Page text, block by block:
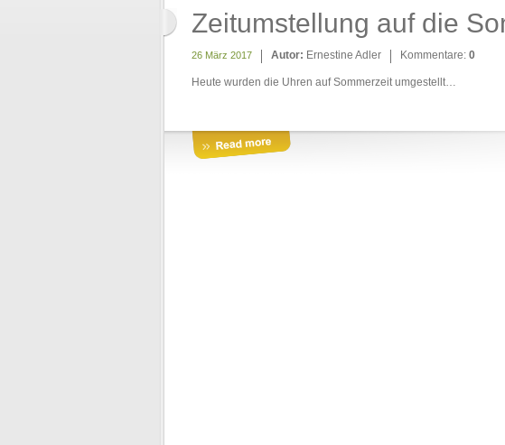
Zeitumstellung auf die
26 März 2017 Autor: Ernestine Adler Kommentare: 0
Heute wurden die Uhren auf Sommerzeit umgestellt…